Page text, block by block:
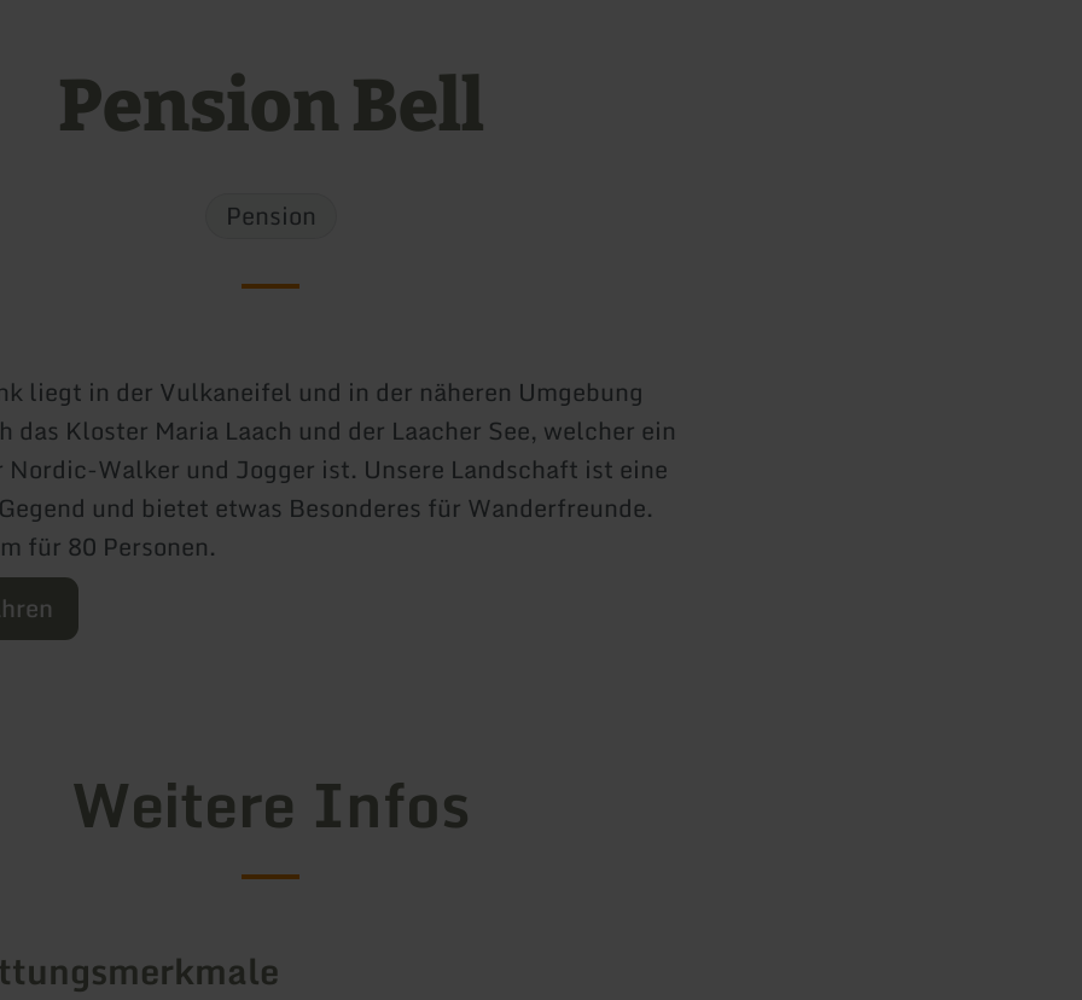
Pension Bell
Pension
liegt in der Vulkaneifel und in der näheren Umgebung
das Kloster Maria Laach und der Laacher See, welcher ein
Nordic-Walker und Jogger ist. Unsere Landschaft ist eine
und bietet etwas Besonderes für Wanderfreunde.
für 80 Personen.
Weitere Infos